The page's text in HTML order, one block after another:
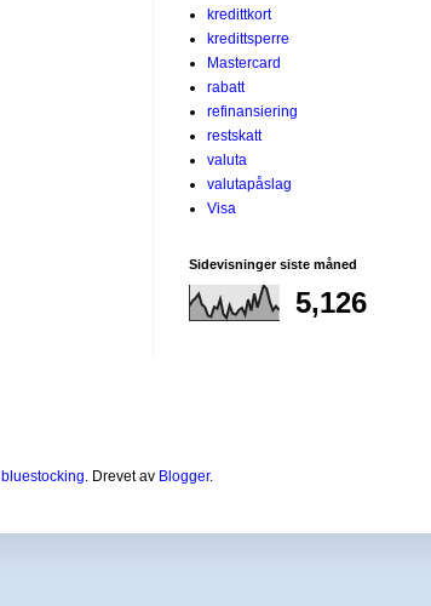
kredittkort
kredittsperre
Mastercard
rabatt
refinansiering
restskatt
valuta
valutapåslag
Visa
Sidevisninger siste måned
5,126
bluestocking . Drevet av Blogger.